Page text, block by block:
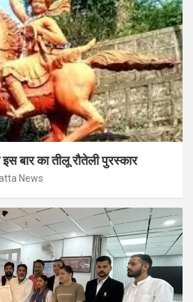
बार का तीलू रौतेली पुरस्कार
News